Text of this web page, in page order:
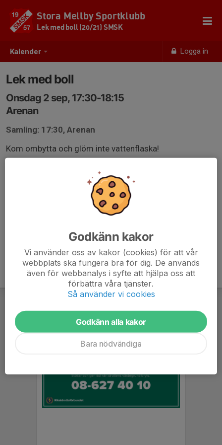
Kalender Logga in
Stora Mellby Sportklubb
Lek med boll (20/21) SMSK
Lek med boll
Onsdag 2 sep, 17:30-18:15
Arenan
Samling: 17:30, Arenan
Kom ombytta och glöm inte vattenflaska!
Anmälan är öppen för lagets medlemmar.
Godkänn kakor
Vi använder oss av kakor (cookies) för att vår
webbplats ska fungera bra för dig. De används
även för webbanalys i syfte att hjälpa oss att
förbättra våra tjänster.
Så använder vi cookies
Godkänn alla kakor
Bara nödvändiga